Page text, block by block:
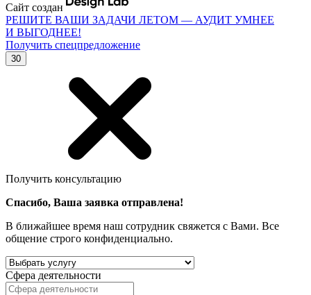
Сайт создан
РЕШИТЕ ВАШИ ЗАДАЧИ ЛЕТОМ — АУДИТ УМНЕЕ
И ВЫГОДНЕЕ!
Получить спецпредложение
30
Получить консультацию
Спасибо, Ваша заявка отправлена!
В ближайшее время наш сотрудник свяжется с Вами. Все
общение строго конфиденциально.
Сфера деятельности